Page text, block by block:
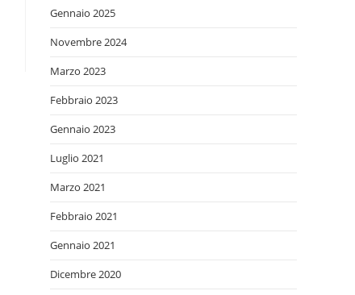
Gennaio 2025
Novembre 2024
Marzo 2023
Febbraio 2023
Gennaio 2023
Luglio 2021
Marzo 2021
Febbraio 2021
Gennaio 2021
Dicembre 2020